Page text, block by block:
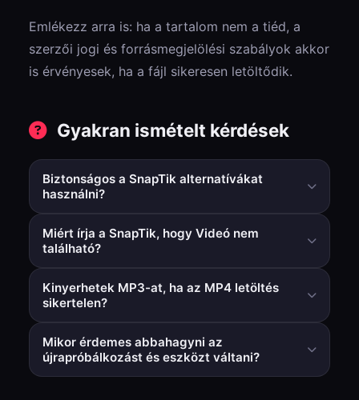
Emlékezz arra is: ha a tartalom nem a tiéd, a
szerzői jogi és forrásmegjelölési szabályok akkor
is érvényesek, ha a fájl sikeresen letöltődik.
Gyakran ismételt kérdések
Biztonságos a SnapTik alternatívákat
használni?
Általában igen, különösen a böngészőalapú
eszközöket, amelyek nem igényelnek
alkalmazástelepítést vagy kockázatos engedélyeket.
Miért írja a SnapTik, hogy Videó nem
található?
A videó privát/törölt/korlátozott lehet, vagy a letöltő
elemzője ideiglenesen nincs szinkronban.
Kinyerhetek MP3-at, ha az MP4 letöltés
sikertelen?
Bizonyos esetekben igen. Az MP3 útvonal tesztelése
egy stabil tartalék eszközben helyreállíthatja a
munkafolyamatot.
Mikor érdemes abbahagyni az
újrapróbálkozást és eszközt váltani?